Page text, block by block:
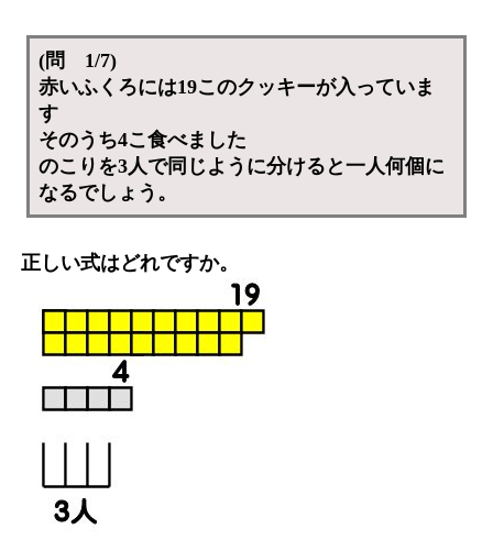
(問 1/7)
赤いふくろには19このクッキーが入っていま
す
そのうち4こ食べました
のこりを3人で同じように分けると一人何個に
なるでしょう。
正しい式はどれですか。